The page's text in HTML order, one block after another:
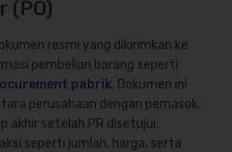
(PO)
resmi yang dikirimkan ke
pembelian barang seperti
pabrik. Dokumen ini
perusahaan dengan pemasok.
akhir setelah PR disetujui,
seperti jumlah, harga, serta